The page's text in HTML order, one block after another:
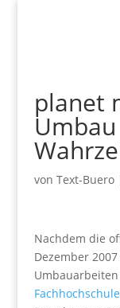
planet
von Text-Buero
Nachdem die
Dezember